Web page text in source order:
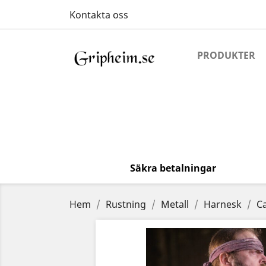
Kontakta oss
PRODUKTER
Säkra betalningar
Hem Rustning Metall Harnesk